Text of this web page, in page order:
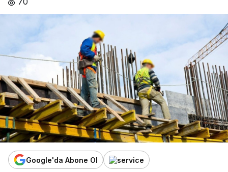
Google'da Abone Ol